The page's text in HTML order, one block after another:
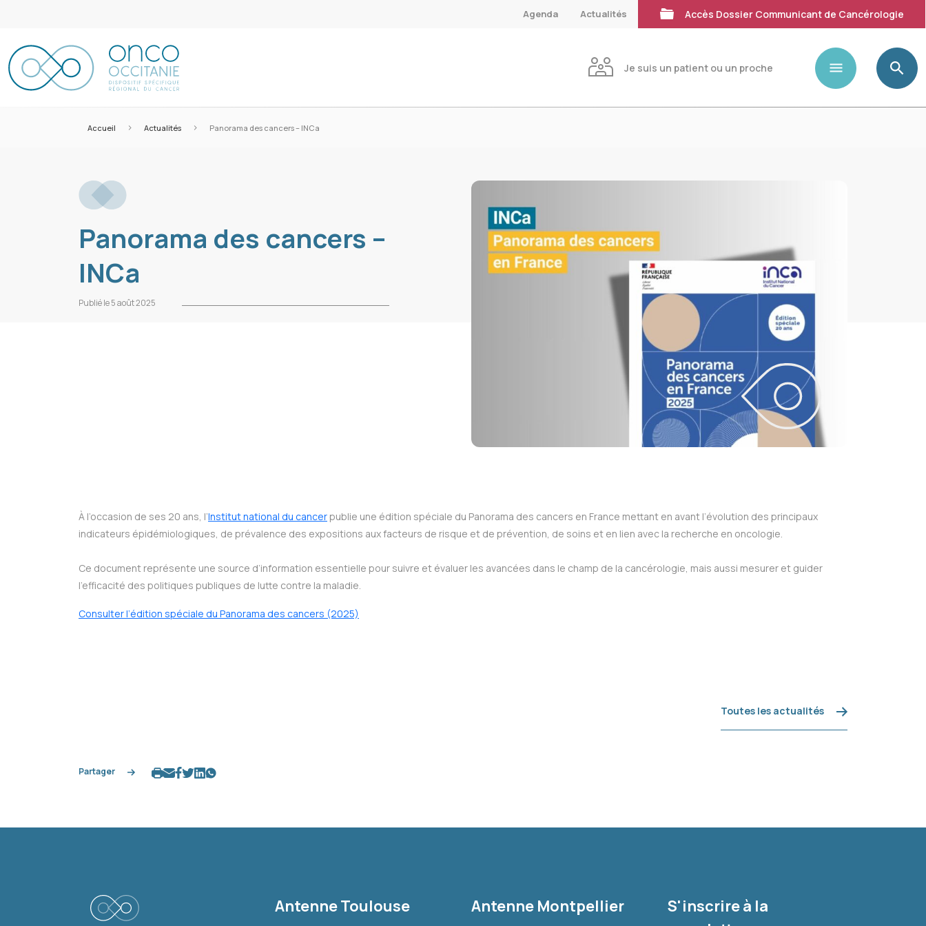
Agenda Actualités Accès Dossier Communicant de Cancérologie
Je suis un patient ou un proche
Accueil > Actualités > Panorama des cancers – INCa
Panorama des cancers –
INCa
Publié le 5 août 2025
À l’occasion de ses 20 ans, l’Institut national du cancerpublie une édition spéciale du Panorama des cancers en France mettant en avant l’évolution des principaux
indicateurs épidémiologiques, de prévalence des expositions aux facteurs de risque et de prévention, de soins et en lien avec la recherche en oncologie.
Ce document représente une source d’information essentielle pour suivre et évaluer les avancées dans le champ de la cancérologie, mais aussi mesurer et guider
l’efficacité des politiques publiques de lutte contre la maladie.
Consulter l’édition spéciale du Panorama des cancers (2025)
Toutes les actualités
Partager
Antenne Toulouse Antenne Montpellier
S'inscrire à la